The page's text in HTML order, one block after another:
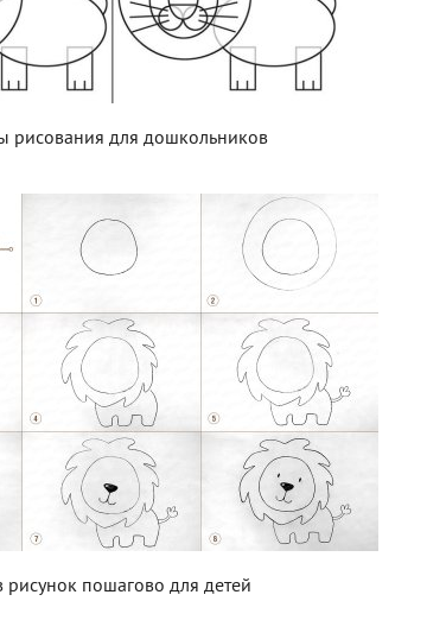
рисования для дошкольников
рисунок пошагово для детей